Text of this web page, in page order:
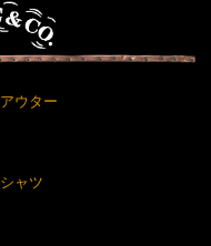
アウター
シャツ